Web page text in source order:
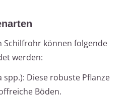
Schilfrohr können folgende
werden:
spp.): Diese robuste Pflanze
Böden.